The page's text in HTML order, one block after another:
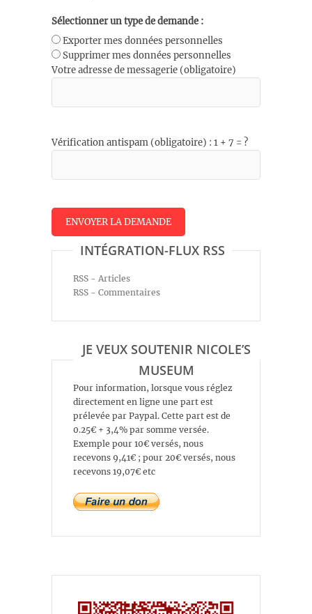
Sélectionner un type de demande :
Exporter mes données personnelles
Supprimer mes données personnelles
Votre adresse de messagerie (obligatoire)
Vérification antispam (obligatoire) : 1 + 7 = ?
INTÉGRATION-FLUX RSS
RSS - Articles
RSS - Commentaires
JE VEUX SOUTENIR NICOLE’S
MUSEUM
Pour information, lorsque vous réglez
directement en ligne une part est
prélevée par Paypal. Cette part est de
0.25€ + 3,4% par somme versée.
Exemple pour 10€ versés, nous
recevons 9,41€ ; pour 20€ versés, nous
recevons 19,07€ etc